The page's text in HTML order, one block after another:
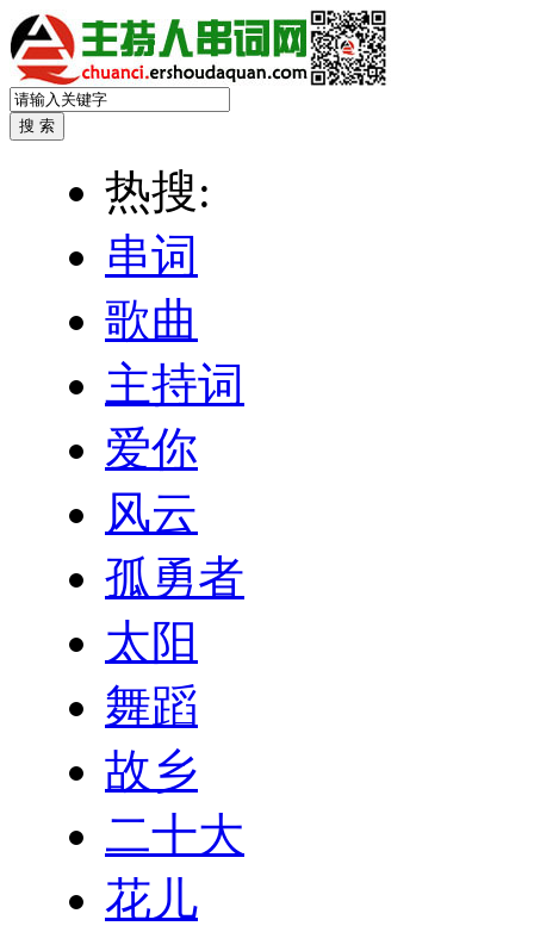
热搜:
串词
歌曲
主持词
爱你
风云
孤勇者
太阳
舞蹈
故乡
二十大
花儿